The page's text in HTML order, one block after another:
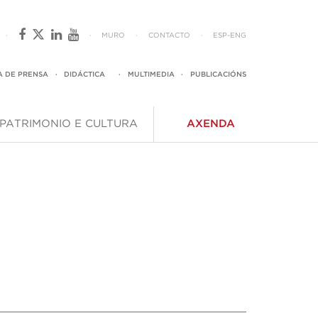
· · MURO · CONTACTO · ESP - ENG
DE PRENSA · DIDÁCTICA · MULTIMEDIA · PUBLICACIÓNS
PATRIMONIO E CULTURA AXENDA